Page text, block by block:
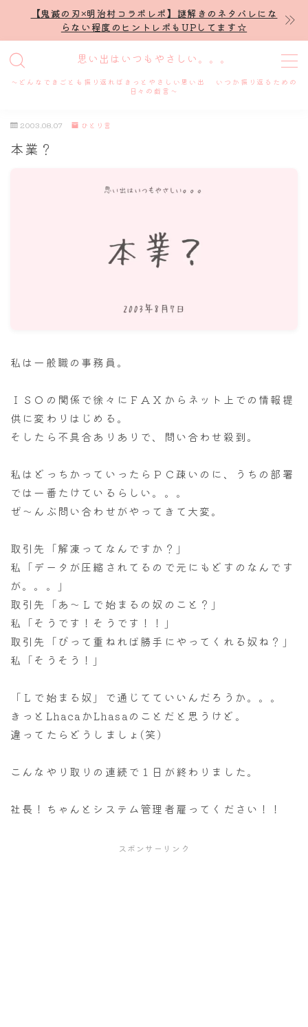
【鬼滅の刃×明治村コラボレポ】謎解きのネタバレにな
らない程度のヒントレポもUPしてます☆
思い出はいつもやさしい。。。
～どんなできごとも振り返ればきっとやさしい思い出 いつか振り返るための
日々の戯言～
MENU
プロフィール
2003.08.07 ひとり言
本業？
私は一般職の事務員。
ＩＳＯの関係で徐々にＦＡＸからネット上での情報提
供に変わりはじめる。
そしたら不具合ありありで、問い合わせ殺到。
私はどっちかっていったらＰＣ疎いのに、うちの部署
では一番たけているらしい。。。
ぜ～んぶ問い合わせがやってきて大変。
取引先「解凍ってなんですか？」
私「データが圧縮されてるので元にもどすのなんです
が。。。」
取引先「あ～Ｌで始まるの奴のこと？」
私「そうです！そうです！！」
取引先「ぴって重ねれば勝手にやってくれる奴ね？」
私「そうそう！」
「Ｌで始まる奴」で通じてていいんだろうか。。。
きっとLhacaかLhasaのことだと思うけど。
違ってたらどうしましょ(笑)
こんなやり取りの連続で１日が終わりました。
社長！ちゃんとシステム管理者雇ってください！！
スポンサーリンク